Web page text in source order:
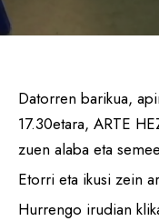
Datorren barikua,
17.30etara, ARTE
zuen alaba eta
Etorri eta ikusi zein
Hurrengo irudian